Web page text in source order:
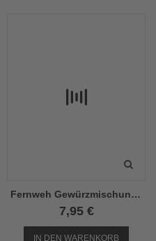
Fernweh Gewürzmischung 130g
7,95 €
IN DEN WARENKORB